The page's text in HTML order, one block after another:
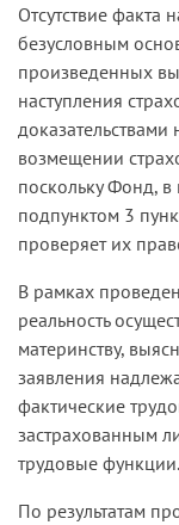
Отсутствие факта
безусловным
произведенных
наступления
доказательствами
возмещении
поскольку Фонд, в
подпунктом 3
проверяет их
В рамках
реальность
материнству,
заявления
фактические
застрахованным
трудовые функции.
По результатам